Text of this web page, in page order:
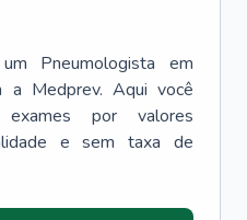
Pneumologista
em
a Medprev. Aqui você
por valores
e sem taxa de